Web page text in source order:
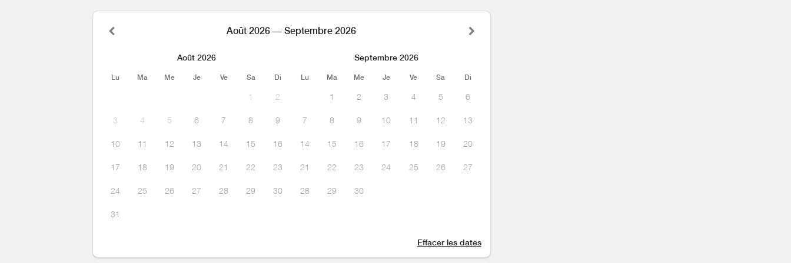
Août 2026 — Septembre 2026
Août 2026
Lu Ma Me Je Ve Sa Di
1 2
3 4 5 6 7 8 9
10 11 12 13 14 15 16
17 18 19 20 21 22 23
24 25 26 27 28 29 30
31
Septembre 2026
Lu Ma Me Je Ve Sa Di
1 2 3 4 5 6
7 8 9 10 11 12 13
14 15 16 17 18 19 20
21 22 23 24 25 26 27
28 29 30
Effacer les dates